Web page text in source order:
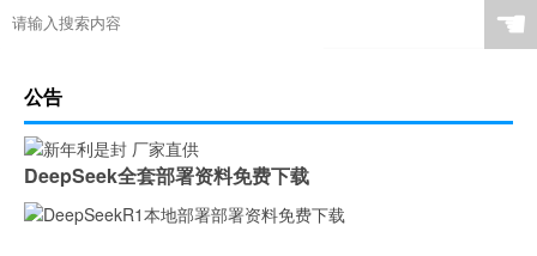
☚
公告
DeepSeek全套部署资料免费下载